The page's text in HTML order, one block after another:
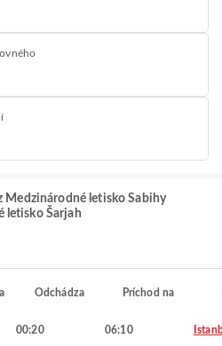
letisko Sabihy
letisko Šarjah
Odchádza Príchod na
00:20 06:10